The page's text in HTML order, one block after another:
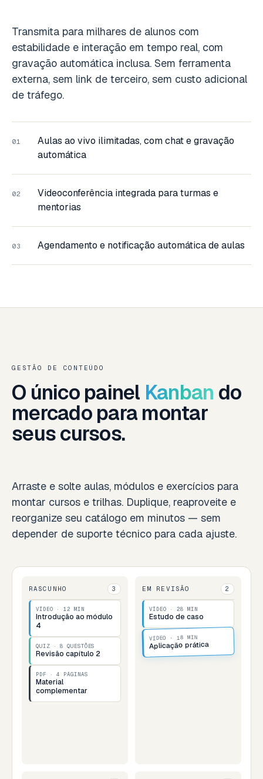
Transmita para milhares de alunos com
estabilidade e interação em tempo real, com
gravação automática inclusa. Sem ferramenta
externa, sem link de terceiro, sem custo adicional
de tráfego.
01
Aulas ao vivo ilimitadas, com chat e gravação
automática
02
Videoconferência integrada para turmas e
mentorias
03 Agendamento e notificação automática de aulas
GESTÃO DE CONTEÚDO
O único painel Kanban do
mercado para montar
seus cursos.
Arraste e solte aulas, módulos e exercícios para
montar cursos e trilhas. Duplique, reaproveite e
reorganize seu catálogo em minutos — sem
depender de suporte técnico para cada ajuste.
RASCUNHO 3
VÍDEO · 12 MIN
Introdução ao módulo
4
QUIZ · 8 QUESTÕES
Revisão capítulo 2
PDF · 4 PÁGINAS
Material
complementar
EM REVISÃO 2
VÍDEO · 28 MIN
Estudo de caso
VÍDEO · 18 MIN
Aplicação prática